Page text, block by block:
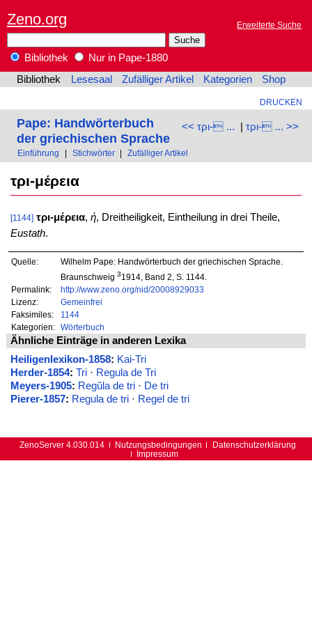
Zeno.org Erweiterte Suche
Bibliothek
Nur in Pape-1880
Bibliothek
Lesesaal Zufälliger Artikel Kategorien Shop
DRUCKEN
<< τρι- ... | τρι- ... >>
Pape: Handwörterbuch
der griechischen Sprache
Einführung Stichwörter Zufälliger Artikel
τρι-μέρεια
[1144] τρι-μέρεια, ἡ, Dreitheiligkeit, Eintheilung in drei Theile,
Eustath.
Quelle:
Wilhelm Pape: Handwörterbuch der griechischen Sprache.
Braunschweig 31914, Band 2, S. 1144.
Permalink:
http://www.zeno.org/nid/20008929033
Lizenz:
Gemeinfrei
Faksimiles:
1144
Kategorien:
Wörterbuch
Ähnliche Einträge in anderen Lexika
Heiligenlexikon-1858: Kai-Tri
Herder-1854: Tri· Regula de Tri
Meyers-1905: Regŭla de tri· De tri
Pierer-1857: Regula de tri· Regel de tri
ZenoServer 4.030.014 Nutzungsbedingungen
Datenschutzerklärung
Impressum